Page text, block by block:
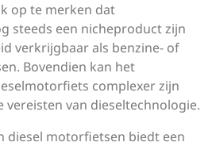
op te merken dat
steeds een nicheproduct zijn
verkrijgbaar als benzine- of
Bovendien kan het
complexer zijn
vereisten van dieseltechnologie.
diesel motorfietsen biedt een